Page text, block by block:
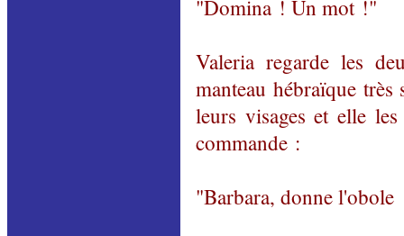
"Domina ! Un mot !"
Valeria regarde les
manteau hébraïque
leurs visages et elle
commande :
"Barbara, donne l'obole